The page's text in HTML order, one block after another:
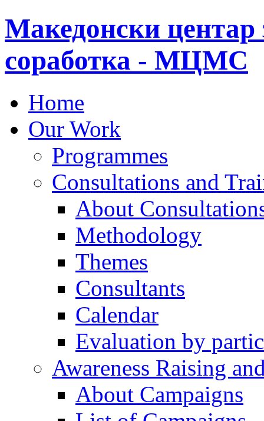
Македонски центар
соработка - МЦМС
Home
Our Work
Programmes
Consultations and
About
Methodology
Themes
Consultants
Calendar
Evaluation by
Awareness Raising
About Campaigns